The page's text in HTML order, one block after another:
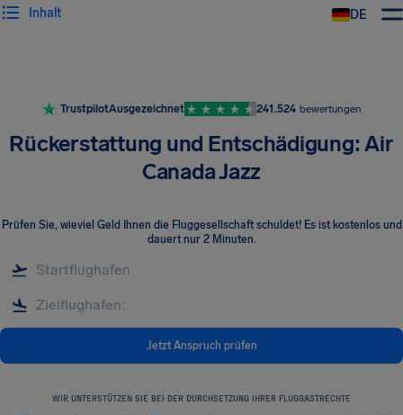
DE
Inhalt
TrustpilotAusgezeichnet 241.524 bewertungen
Rückerstattung und Entschädigung: Air
Canada Jazz
Prüfen Sie, wieviel Geld Ihnen die Fluggesellschaft schuldet! Es ist kostenlos und
dauert nur 2 Minuten.
Jetzt Anspruch prüfen
WIR UNTERSTÜTZEN SIE BEI DER DURCHSETZUNG IHRER FLUGGASTRECHTE